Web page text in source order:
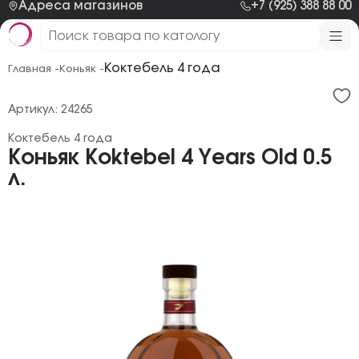
Адреса магазинов +7 (925) 388 88 00
Главная - Коньяк - Коктебель 4 года
Коньяк Koktebel 4 Years Old 0.5
л.
Коктебель 4 года
Артикул: 24265